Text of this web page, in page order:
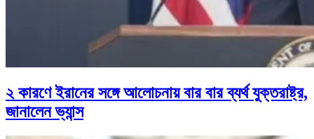
২ কারণে ইরানের সঙ্গে আলোচনায় বার বার ব্যর্থ যুক্তরাষ্ট্র,
জানালেন ভ্যান্স